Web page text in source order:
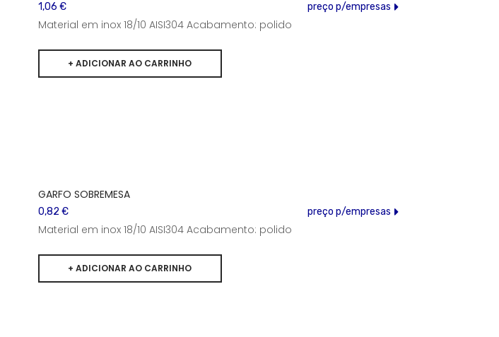
1,06 € preço p/empresas
Material em inox 18/10 AISI304 Acabamento: polido
GARFO SOBREMESA
0,82 € preço p/empresas
Material em inox 18/10 AISI304 Acabamento: polido